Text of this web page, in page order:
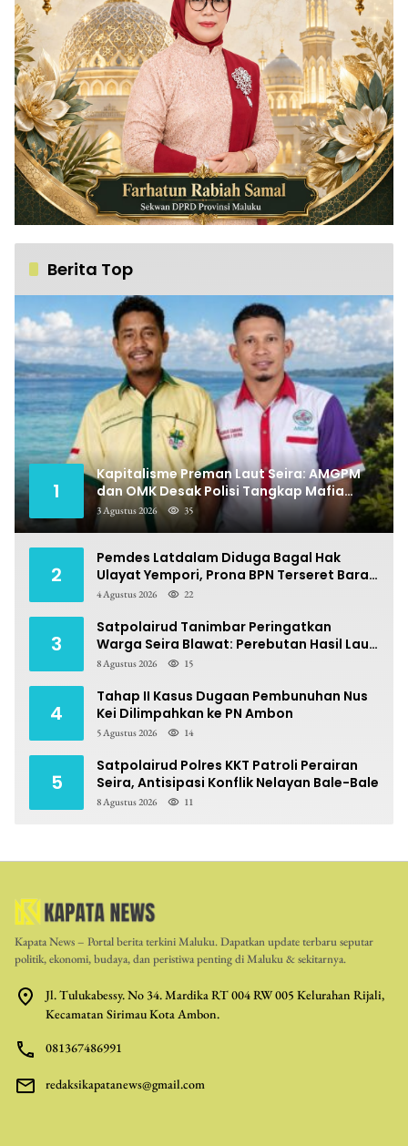
Berita Top
1
Kapitalisme Preman Laut Seira: AMGPM
dan OMK Desak Polisi Tangkap Mafia
Pungli
3 Agustus 2026 35
2
Pemdes Latdalam Diduga Bagal Hak
Ulayat Yempori, Prona BPN Terseret Bara
Sengketa
4 Agustus 2026 22
3
Satpolairud Tanimbar Peringatkan
Warga Seira Blawat: Perebutan Hasil Laut
Berpotensi Pidana
8 Agustus 2026 15
4
Tahap II Kasus Dugaan Pembunuhan Nus
Kei Dilimpahkan ke PN Ambon
5 Agustus 2026 14
5
Satpolairud Polres KKT Patroli Perairan
Seira, Antisipasi Konflik Nelayan Bale-Bale
8 Agustus 2026 11
Kapata News – Portal berita terkini Maluku. Dapatkan update terbaru seputar
politik, ekonomi, budaya, dan peristiwa penting di Maluku & sekitarnya.
Jl. Tulukabessy. No 34. Mardika RT 004 RW 005 Kelurahan Rijali,
Kecamatan Sirimau Kota Ambon.
081367486991
redaksikapatanews@gmail.com